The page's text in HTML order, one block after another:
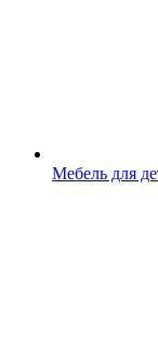
Мебель для